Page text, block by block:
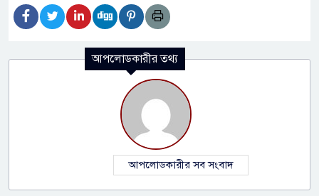
আপলোডকারীর তথ্য
আপলোডকারীর সব সংবাদ